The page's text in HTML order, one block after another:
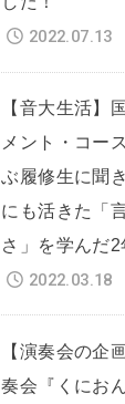
2022.07.13
【音大生活】
メント・コー
ぶ履修生に聞
にも活きた「
さ」を学んだ
2022.03.18
【演奏会の企
奏会『くにお